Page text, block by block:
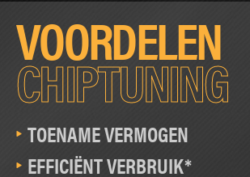
VOORDELEN
CHIPTUNING
TOENAME VERMOGEN
EFFICIËNT VERBRUIK*